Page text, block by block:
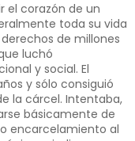
el corazón de un
toda su vida
de millones
luchó
y social. El
y sólo consiguió
la cárcel. Intentaba,
básicamente de
encarcelamiento al